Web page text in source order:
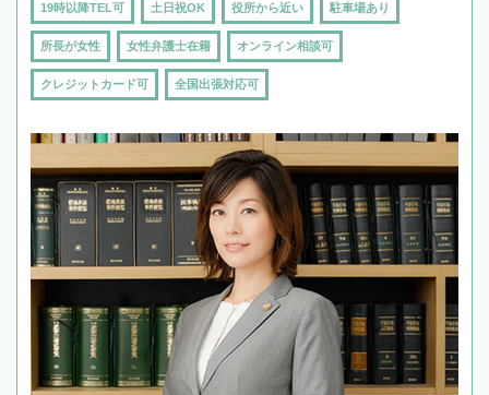
19時以降TEL可 土日祝OK 役所から近い 駐車場あり
所長が女性 女性弁護士在籍 オンライン相談可
クレジットカード可 全国出張対応可